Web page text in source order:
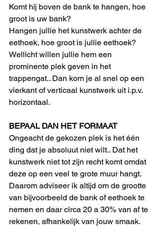
Komt hij boven de bank te hangen, hoe
groot is uw bank?
Hangen jullie het kunstwerk achter de
eethoek, hoe groot is jullie eethoek?
Wellicht willen jullie hem een
prominente plek geven in het
trappengat.. Dan kom je al snel op een
vierkant of verticaal kunstwerk uit i.p.v.
horizontaal.
BEPAAL DAN HET FORMAAT
Ongeacht de gekozen plek is het één
ding dat je absoluut niet wilt.. Dat het
kunstwerk niet tot zijn recht komt omdat
deze op een veel te grote muur hangt.
Daarom adviseer ik altijd om de grootte
van bijvoorbeeld de bank of eethoek te
nemen en daar circa 20 a 30% van af te
rekenen, afhankelijk van jouw smaak.